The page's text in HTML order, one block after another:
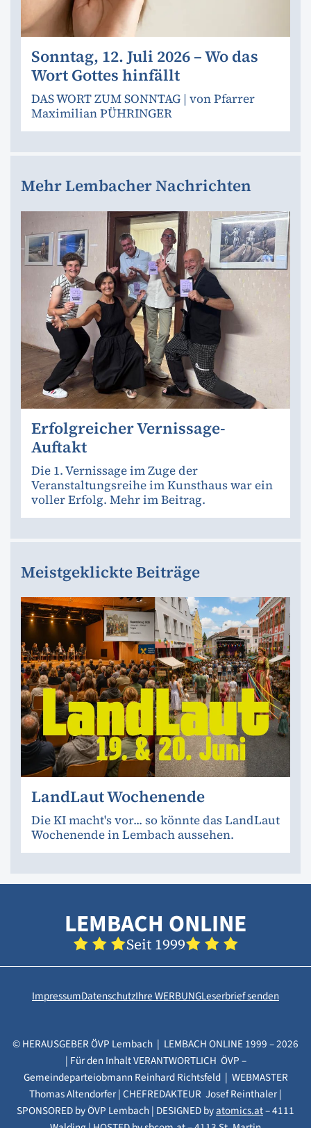
Sonntag, 12. Juli 2026 – Wo das
Wort Gottes hinfällt
DAS WORT ZUM SONNTAG | von Pfarrer
Maximilian PÜHRINGER
Mehr Lembacher Nachrichten
Erfolgreicher Vernissage-
Auftakt
Die 1. Vernissage im Zuge der
Veranstaltungsreihe im Kunsthaus war ein
voller Erfolg. Mehr im Beitrag.
Meistgeklickte Beiträge
LandLaut Wochenende
Die KI macht's vor... so könnte das LandLaut
Wochenende in Lembach aussehen.
LEMBACH ONLINE
Seit 1999
ImpressumDatenschutzIhre WERBUNGLeserbrief senden
© HERAUSGEBER ÖVP Lembach | LEMBACH ONLINE 1999 – 2026
| Für den Inhalt VERANTWORTLICH ÖVP –
Gemeindeparteiobmann Reinhard Richtsfeld | WEBMASTER
Thomas Altendorfer | CHEFREDAKTEUR Josef Reinthaler |
SPONSORED by ÖVP Lembach | DESIGNED byatomics.at– 4111